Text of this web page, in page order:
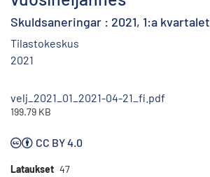
Skuldsaneringar : 2021, 1:a kvartalet
Tilastokeskus
2021
velj_2021_01_2021-04-21_fi.pdf
199.79 KB
CC BY 4.0
Lataukset 47